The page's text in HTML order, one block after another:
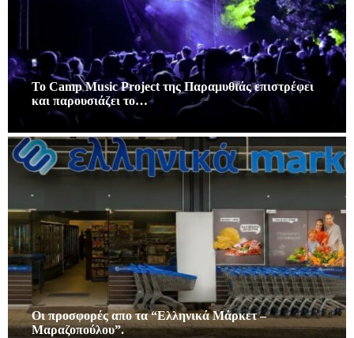
Το Camp Music Project της Παραμυθιάς επιστρέφει
και παρουσιάζει το…
Οι προσφορές απο τα “Ελληνικά Μάρκετ –
Μαραζοπούλου”.